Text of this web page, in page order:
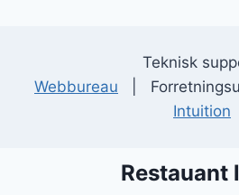
Teknisk
Webbureau |
Intuition
Restauant